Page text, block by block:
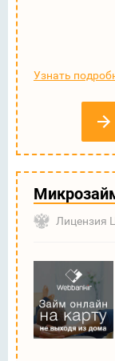
Узнать
Лицензия